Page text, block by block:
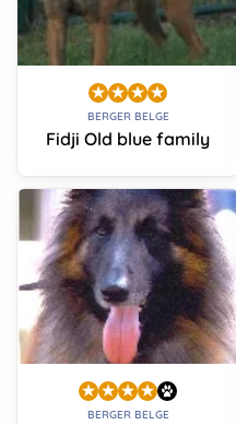
BERGER BELGE
Fidji Old blue family
BERGER BELGE